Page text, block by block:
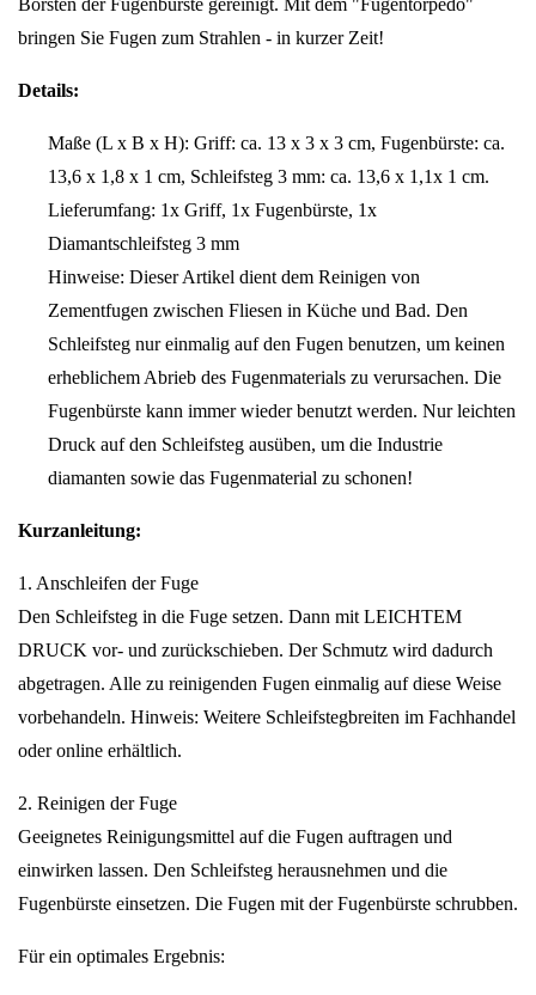
Borsten der Fugenbürste gereinigt. Mit dem "Fugentorpedo"
bringen Sie Fugen zum Strahlen - in kurzer Zeit!
Details:
Maße (L x B x H): Griff: ca. 13 x 3 x 3 cm, Fugenbürste: ca.
13,6 x 1,8 x 1 cm, Schleifsteg 3 mm: ca. 13,6 x 1,1x 1 cm.
Lieferumfang: 1x Griff, 1x Fugenbürste, 1x
Diamantschleifsteg 3 mm
Hinweise: Dieser Artikel dient dem Reinigen von
Zementfugen zwischen Fliesen in Küche und Bad. Den
Schleifsteg nur einmalig auf den Fugen benutzen, um keinen
erheblichem Abrieb des Fugenmaterials zu verursachen. Die
Fugenbürste kann immer wieder benutzt werden. Nur leichten
Druck auf den Schleifsteg ausüben, um die Industrie
diamanten sowie das Fugenmaterial zu schonen!
Kurzanleitung:
1. Anschleifen der Fuge
Den Schleifsteg in die Fuge setzen. Dann mit LEICHTEM
DRUCK vor- und zurückschieben. Der Schmutz wird dadurch
abgetragen. Alle zu reinigenden Fugen einmalig auf diese Weise
vorbehandeln. Hinweis: Weitere Schleifstegbreiten im Fachhandel
oder online erhältlich.
2. Reinigen der Fuge
Geeignetes Reinigungsmittel auf die Fugen auftragen und
einwirken lassen. Den Schleifsteg herausnehmen und die
Fugenbürste einsetzen. Die Fugen mit der Fugenbürste schrubben.
Für ein optimales Ergebnis: